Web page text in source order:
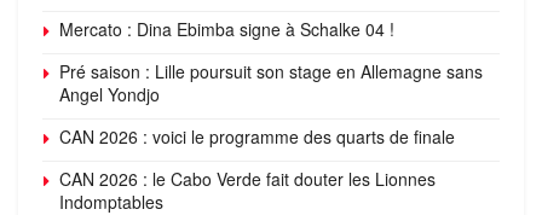
Mercato : Dina Ebimba signe à Schalke 04 !
Pré saison : Lille poursuit son stage en Allemagne sans
Angel Yondjo
CAN 2026 : voici le programme des quarts de finale
CAN 2026 : le Cabo Verde fait douter les Lionnes
Indomptables